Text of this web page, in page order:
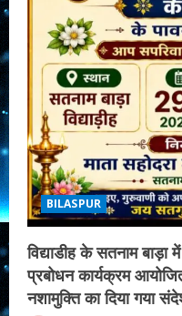
BILASPUR
विद्याडीह के सतनाम
प्रबोधन कार्यक्रम
नशामुक्ति का दिया गया